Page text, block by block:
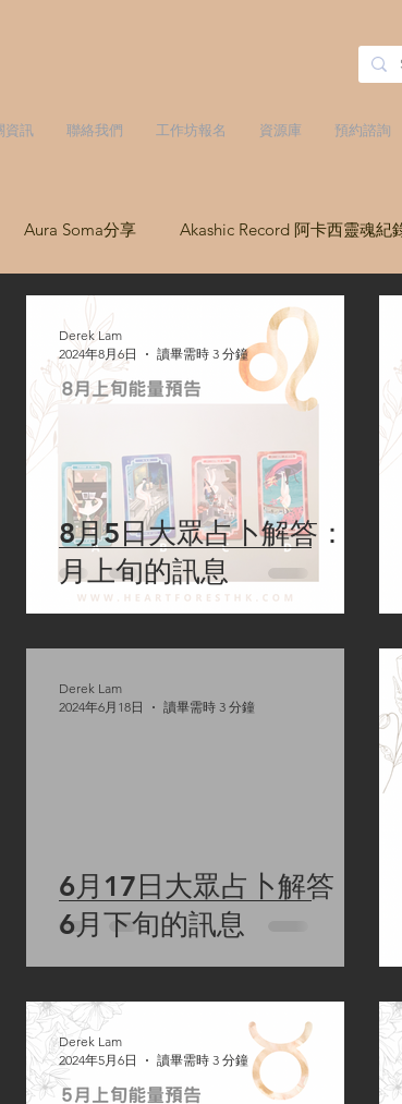
資訊 聯絡我們 工作坊報名 資源庫 預約諮詢
Aura Soma分享 Akashic Record 阿卡西靈魂紀
8月5日大眾占卜解答：8
月上旬的訊息
Derek Lam
2024年8月6日
讀畢需時 3 分鐘
6月17日大眾占卜解答：
6月下旬的訊息
Derek Lam
2024年6月18日
讀畢需時 3 分鐘
Derek Lam
2024年5月6日
讀畢需時 3 分鐘